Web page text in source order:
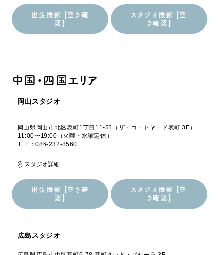
出張撮影 [空き確
認]
出張撮影 [空き確
スタジオ撮影 [空
き確認]
スタジオ撮影 [空
中国・四国エリア
岡山スタジオ
岡山県岡山市北区表町1丁目11-38（ザ・コートヤード表町 3F）
11:00〜19:00（火曜・水曜定休）
TEL：086-232-8560
スタジオ詳細
出張撮影 [空き確
認]
出張撮影 [空き確
スタジオ撮影 [空
き確認]
スタジオ撮影 [空
広島スタジオ